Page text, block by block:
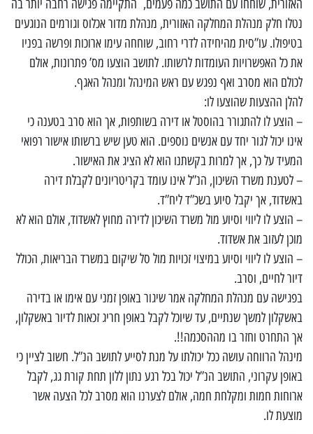
האזורית, שוחחו עם התושב כמה פעמים, התקיימה פגישה רחבה יותר בה
נטלו חלק מנהלת המחלקה האזורית, מנהלת מדור אכלוס וגורמים הנוגעים
בטיפולו. עו”סית מהיחידה לדרי רחוב, שוחחה עימו ארוכות ופרשה בפניו
את כל האפשרויות העומדות לרשותו. לתושב הוצעו מס’ פתרונות, אולם
לכולם הוא מסרב ואף נפגש עם ראש המינהל ומנהל האגף.
להלן ההצעות שהוצעו לו:
– הוצע לו להתגורר בהוסטל או דירה בשותפות, אך הוא סרב בטענה כי
אינו יכול לגור יחד עם אנשים נוספים. הוא טען שיש ברשותו אישור רפואי
המעיד על כך, אך למרות בקשתנו הוא לא הציג את האישור.
– לטענת משרד השיכון, הנ”ל אינו עומד בקריטריונים לקבלת דירה
באשדוד, אך יקבל סיוע בשכ”ד ליח”ד.
– הוצע לו ליווי וסיוע מול משרד השיכון לדירה מחוץ לאשדוד, אולם הוא לא
מוכן לעזוב את אשדוד.
– הוצע לו ליווי וסיוע במיצוי זכויות מול סל שיקום במשרד הבריאות, הכולל
דיור לחיים, וסרב.
בפגישה עם מנהלת המחלקה אמר שיגור באופן זמני עם אימו או בדירה
באשקלון למשך שנתיים, עד שיוכל לקבל באופן חריג זכאות לדיור באשקלון,
אך התחרט וחזר בו מההסכמה!!.
מינהל הרווחה עושה ככל יכולתו על מנת לסייע לתושב הנ”ל. חשוב לציין כי
באופן עקרוני, התושב הנ”ל יכול בכל רגע נתון ללון תחת קורת גג, לקבל
ארוחות חמות ומקלחת חמה, אולם לצערנו הוא מסרב לכל הצעה אשר
מוצעת לו.